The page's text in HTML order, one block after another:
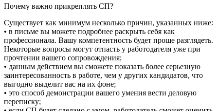
Почему важно прикреплять СП?
Существует как минимум несколько причин, указанных ниже:
• в письме вы можете подробнее раскрыть себя как
профессионала. Вашу компетентность будет проще разглядеть.
Некоторые вопросы могут отпасть у работодателя уже при
прочтении вашего сопровождения;
• данным действием вы сможете показать более серьезную
заинтересованность в работе, чем у других кандидатов, что
выгодно выделит вас на их фоне;
• это способ демонстрации вашего умения вести деловую
переписку;